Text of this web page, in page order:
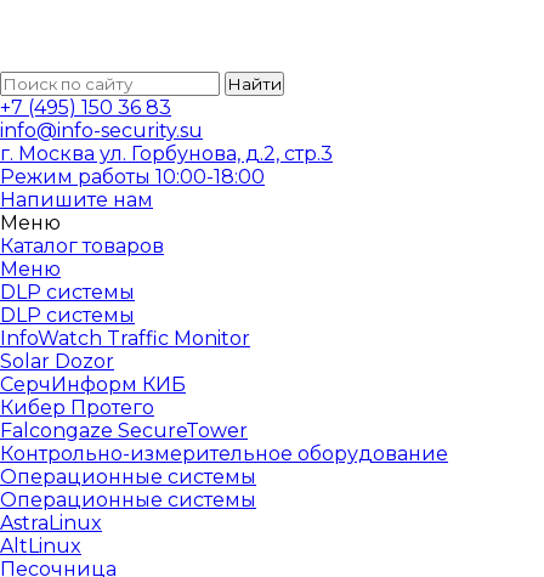
Найти
+7 (495) 150 36 83
info@info-security.su
г. Москва ул. Горбунова, д.2, стр.3
Режим работы 10:00-18:00
Напишите нам
Меню
Каталог товаров
Меню
DLP системы
DLP системы
InfoWatch Traffic Monitor
Solar Dozor
СерчИнформ КИБ
Кибер Протего
Falcongaze SecureTower
Контрольно-измерительное оборудование
Операционные системы
Операционные системы
AstraLinux
AltLinux
Песочница